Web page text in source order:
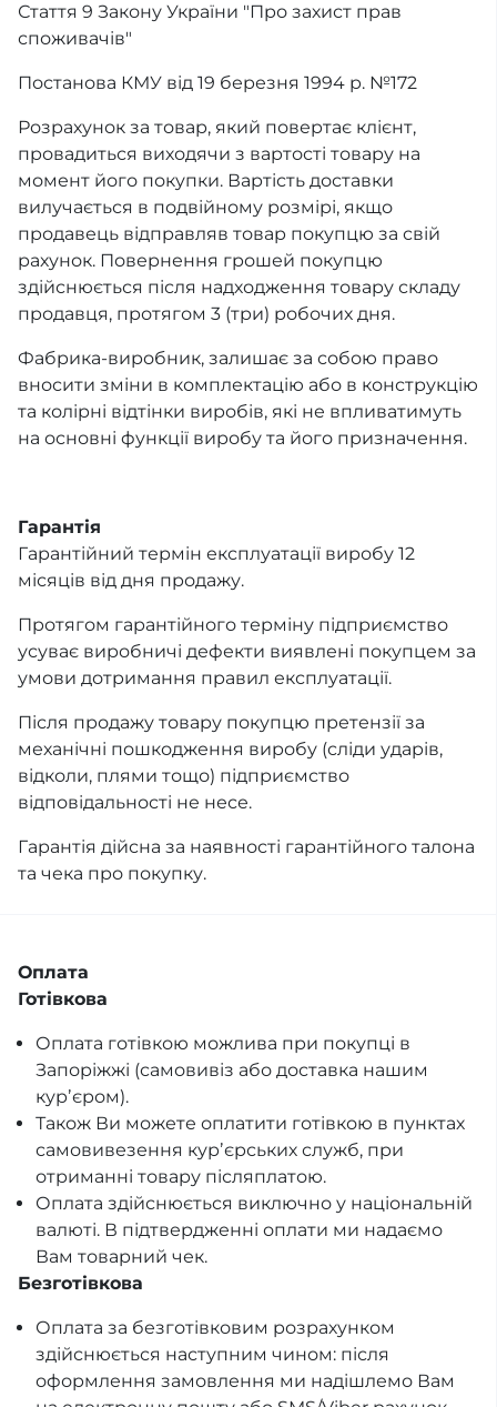
Стаття 9 Закону України "Про захист прав
споживачів"
Постанова КМУ від 19 березня 1994 р. №172
Розрахунок за товар, який повертає клієнт,
провадиться виходячи з вартості товару на
момент його покупки. Вартість доставки
вилучається в подвійному розмірі, якщо
продавець відправляв товар покупцю за свій
рахунок. Повернення грошей покупцю
здійснюється після надходження товару складу
продавця, протягом 3 (три) робочих дня.
Фабрика-виробник, залишає за собою право
вносити зміни в комплектацію або в конструкцію
та колірні відтінки виробів, які не впливатимуть
на основні функції виробу та його призначення.
Гарантія
Гарантійний термін експлуатації виробу 12
місяців від дня продажу.
Протягом гарантійного терміну підприємство
усуває виробничі дефекти виявлені покупцем за
умови дотримання правил експлуатації.
Після продажу товару покупцю претензії за
механічні пошкодження виробу (сліди ударів,
відколи, плями тощо) підприємство
відповідальності не несе.
Гарантія дійсна за наявності гарантійного талона
та чека про покупку.
Оплата
Готівкова
Оплата готівкою можлива при покупці в
Запоріжжі (самовивіз або доставка нашим
курʼєром).
Також Ви можете оплатити готівкою в пунктах
самовивезення курʼєрських служб, при
отриманні товару післяплатою.
Оплата здійснюється виключно у національній
валюті. В підтвердженні оплати ми надаємо
Вам товарний чек.
Безготівкова
Оплата за безготівковим розрахунком
здійснюється наступним чином: після
оформлення замовлення ми надішлемо Вам